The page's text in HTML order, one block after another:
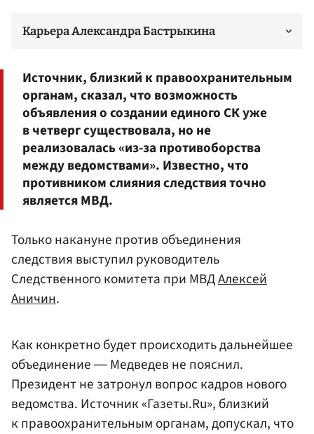
Карьера Александра Бастрыкина
Источник, близкий к правоохранительным
органам, сказал, что возможность
объявления о создании единого СК уже
в четверг существовала, но не
реализовалась «из-за противоборства
между ведомствами». Известно, что
противником слияния следствия точно
является МВД.
Только накануне против объединения
следствия выступил руководитель
Следственного комитета при МВДАлексей
Аничин.
Как конкретно будет происходить дальнейшее
объединение ― Медведев не пояснил.
Президент не затронул вопрос кадров нового
ведомства. Источник «Газеты.Ru», близкий
к правоохранительным органам, допускал, что